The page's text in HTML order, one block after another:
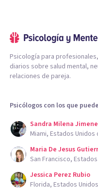
Psicología para
diarios sobre salud mental,
relaciones de pareja.
Psicólogos con los que
Sandra Milena
Miami, Estados Unidos
Maria De Jesus
San Francisco,
Jessica Perez Rubio
Florida, Estados